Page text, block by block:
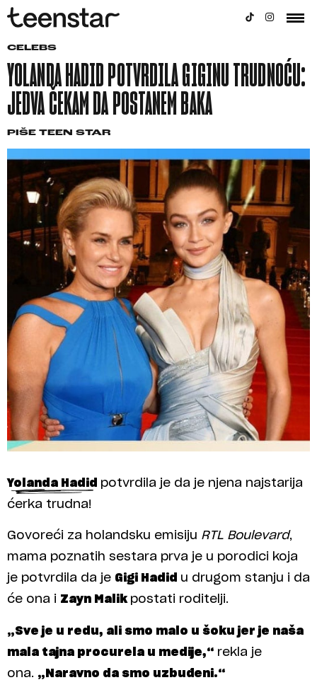
CELEBS
YOLANDA HADID POTVRDILA GIGINU TRUDNOĆU:
JEDVA ČEKAM DA POSTANEM BAKA
PIŠE TEEN STAR
Yolanda Hadid potvrdila je da je njena najstarija
ćerka trudna!
Govoreći za holandsku emisiju RTL Boulevard,
mama poznatih sestara prva je u porodici koja
je potvrdila da je Gigi Hadid u drugom stanju i da
će ona i Zayn Malik postati roditelji.
„Sve je u redu, ali smo malo u šoku jer je naša
mala tajna procurela u medije,“ rekla je
ona. „Naravno da smo uzbuđeni.“